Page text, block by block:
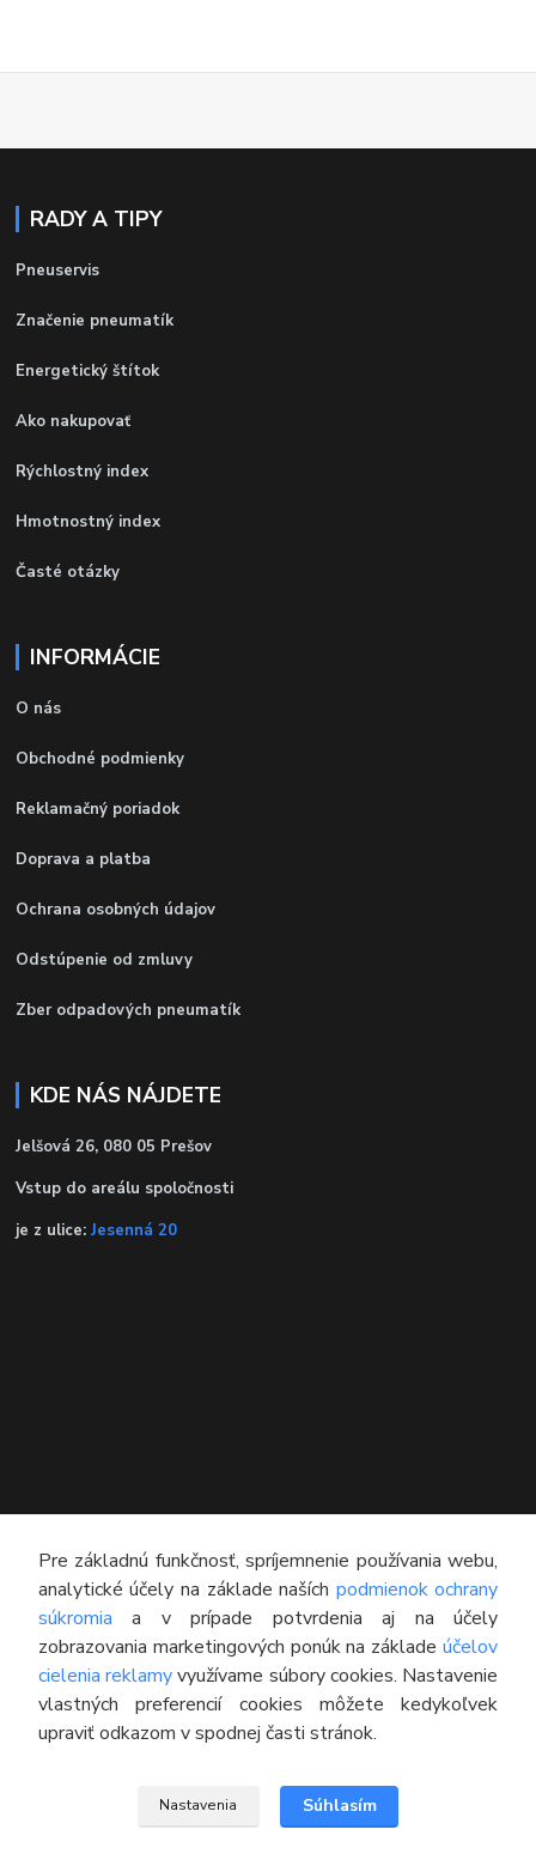
RADY A TIPY
Pneuservis
Značenie pneumatík
Energetický štítok
Ako nakupovať
Rýchlostný index
Hmotnostný index
Časté otázky
INFORMÁCIE
O nás
Obchodné podmienky
Reklamačný poriadok
Doprava a platba
Ochrana osobných údajov
Odstúpenie od zmluvy
Zber odpadových pneumatík
KDE NÁS NÁJDETE
Jelšová 26, 080 05 Prešov
Vstup do areálu spoločnosti
je z ulice: Jesenná 20
KONTAKT
Technický poradca
0948 609 608
(Po-Pia, 8:00-16:30)
info@pneumatikyaprotektory.sk
Pre základnú funkčnosť, spríjemnenie používania webu,
analytické účely na základe naších podmienok ochrany
súkromia a v prípade potvrdenia aj na účely
zobrazovania marketingových ponúk na základeúčelov
cielenia reklamyvyužívame súbory cookies. Nastavenie
vlastných preferencií cookies môžete kedykoľvek
upraviť odkazom v spodnej časti stránok.
Nastavenia Súhlasím